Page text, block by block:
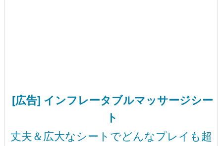
[広告] インフレータブルマッサージシー
ト
丈夫＆広大なシートでどんなプレイも超